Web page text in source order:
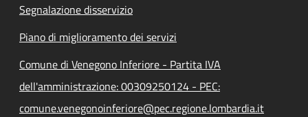
Segnalazione disservizio
Piano di miglioramento dei servizi
Comune di Venegono Inferiore - Partita IVA
dell'amministrazione: 00309250124 - PEC:
comune.venegonoinferiore@pec.regione.lombardia.it